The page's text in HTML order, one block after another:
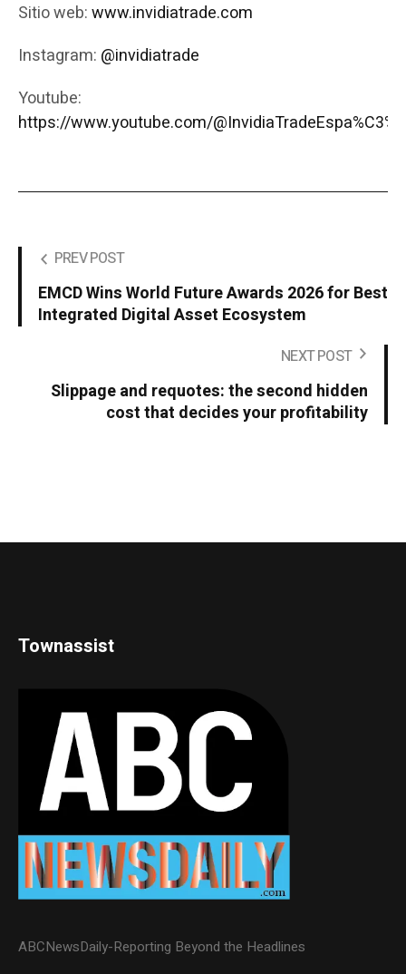
Sitio web:www.invidiatrade.com
Instagram: @invidiatrade
Youtube:
https://www.youtube.com/
PREV POST
EMCD Wins World Future Awards 2026 for Best
Integrated Digital Asset Ecosystem
NEXT POST
Slippage and requotes: the second hidden
cost that decides your profitability
Townassist
ABCNewsDaily-Reporting Beyond the Headlines